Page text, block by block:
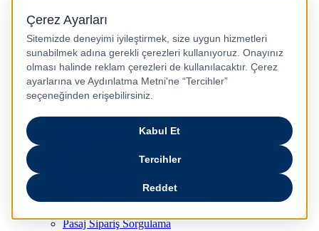
Dikey Süpürgeler
Kahve Makineleri
Televizyon
Airfryer
Kulaklıklar
Çocuk Akıllı Saat
Pasaj Sipariş Sorgulama